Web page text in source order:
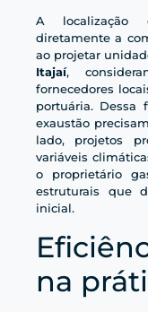
A localização
diretamente a
ao projetar
Itajaí,
fornecedores
portuária. Dessa
exaustão
lado, projetos
variáveis
o proprietário
estruturais que
inicial.
na